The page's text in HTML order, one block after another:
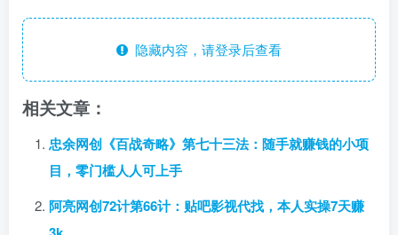
隐藏内容，请登录后查看
相关文章：
忠余网创《百战奇略》第七十三法：随手就赚钱的小项
目，零门槛人人可上手
阿亮网创72计第66计：贴吧影视代找，本人实操7天赚